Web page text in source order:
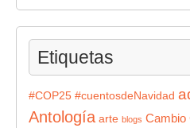
Etiquetas
#COP25 #cuentosdeNavidad
Antología arte blogs Cambio